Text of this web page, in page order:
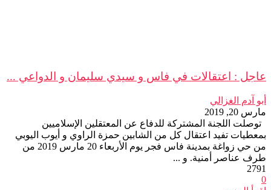
عاجل : اعتقالات في فاس و سيدي سليمان و الدواعي ...
أبو آدم الغزالي
مارس 20, 2019
توصلت اللجنة المشتركة للدفاع عن المعتقلين الإسلاميين
بمعطيات تفيد اعتقال كل من الشابين حمزة الراوي و أيوب اليوبي
من حي زواغة بمدينة فاس فجر يوم الأربعاء 20 مارس 2019 من
طرف عناصر أمنية. و ...
2791
0